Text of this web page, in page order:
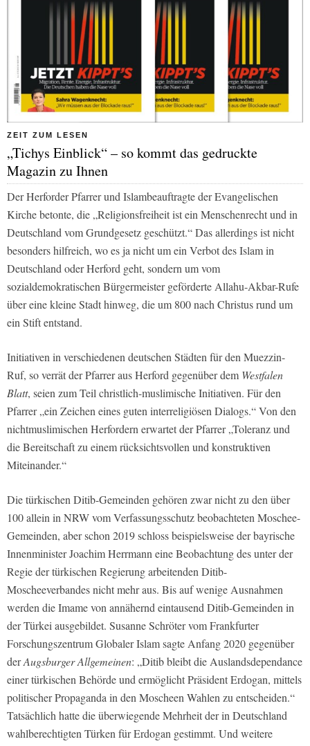
ZEIT ZUM LESEN
„Tichys Einblick“ – so kommt das gedruckte
Magazin zu Ihnen
Der Herforder Pfarrer und Islambeauftragte der Evangelischen
Kirche betonte, die „Religionsfreiheit ist ein Menschenrecht und in
Deutschland vom Grundgesetz geschützt.“ Das allerdings ist nicht
besonders hilfreich, wo es ja nicht um ein Verbot des Islam in
Deutschland oder Herford geht, sondern um vom
sozialdemokratischen Bürgermeister geförderte Allahu-Akbar-Rufe
über eine kleine Stadt hinweg, die um 800 nach Christus rund um
ein Stift entstand.
Initiativen in verschiedenen deutschen Städten für den Muezzin-
Ruf, so verrät der Pfarrer aus Herford gegenüber dem Westfalen
Blatt, seien zum Teil christlich-muslimische Initiativen. Für den
Pfarrer „ein Zeichen eines guten interreligiösen Dialogs.“ Von den
nichtmuslimischen Herfordern erwartet der Pfarrer „Toleranz und
die Bereitschaft zu einem rücksichtsvollen und konstruktiven
Miteinander.“
Die türkischen Ditib-Gemeinden gehören zwar nicht zu den über
100 allein in NRW vom Verfassungsschutz beobachteten Moschee-
Gemeinden, aber schon 2019 schloss beispielsweise der bayrische
Innenminister Joachim Herrmann eine Beobachtung des unter der
Regie der türkischen Regierung arbeitenden Ditib-
Moscheeverbandes nicht mehr aus. Bis auf wenige Ausnahmen
werden die Imame von annähernd eintausend Ditib-Gemeinden in
der Türkei ausgebildet. Susanne Schröter vom Frankfurter
Forschungszentrum Globaler Islam sagte Anfang 2020 gegenüber
derAugsburger Allgemeinen: „Ditib bleibt die Auslandsdependance
einer türkischen Behörde und ermöglicht Präsident Erdogan, mittels
politischer Propaganda in den Moscheen Wahlen zu entscheiden.“
Tatsächlich hatte die überwiegende Mehrheit der in Deutschland
wahlberechtigten Türken für Erdogan gestimmt. Und weitere